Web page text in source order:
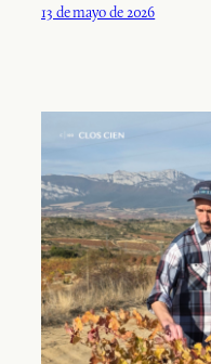
13 de mayo de 2026